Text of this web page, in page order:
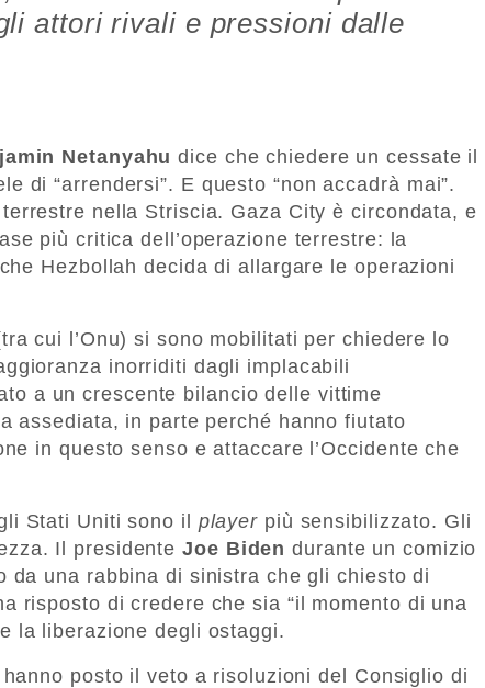
attori rivali e pressioni dalle
Netanyahu dice che chiedere un cessate il
di “arrendersi”. E questo “non accadrà mai”.
nella Striscia. Gaza City è circondata, e
più critica dell’operazione terrestre: la
Hezbollah decida di allargare le operazioni
cui l’Onu) si sono mobilitati per chiedere lo
inorriditi dagli implacabili
a un crescente bilancio delle vittime
assediata, in parte perché hanno fiutato
in questo senso e attaccare l’Occidente che
Stati Uniti sono il player più sensibilizzato. Gli
Il presidenteJoe Biden durante un comizio
da una rabbina di sinistra che gli chiesto di
risposto di credere che sia “il momento di una
la liberazione degli ostaggi.
posto il veto a risoluzioni del Consiglio di